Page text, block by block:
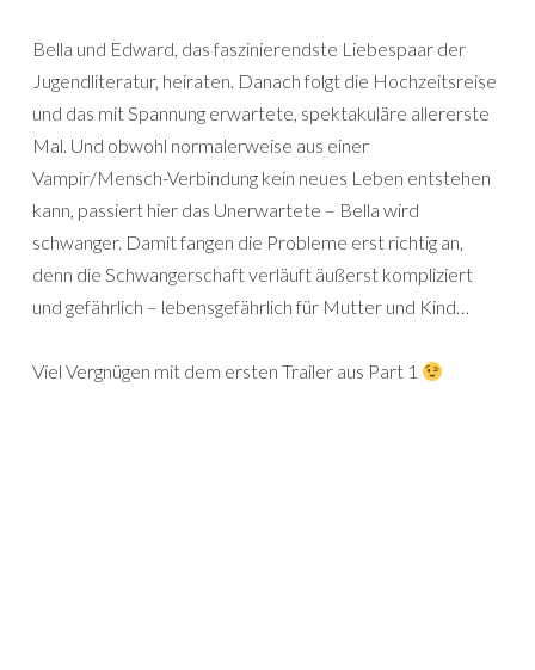
Bella und Edward, das faszinierendste Liebespaar der
Jugendliteratur, heiraten. Danach folgt die Hochzeitsreise
und das mit Spannung erwartete, spektakuläre allererste
Mal. Und obwohl normalerweise aus einer
Vampir/Mensch-Verbindung kein neues Leben entstehen
kann, passiert hier das Unerwartete – Bella wird
schwanger. Damit fangen die Probleme erst richtig an,
denn die Schwangerschaft verläuft äußerst kompliziert
und gefährlich – lebensgefährlich für Mutter und Kind…
Viel Vergnügen mit dem ersten Trailer aus Part 1